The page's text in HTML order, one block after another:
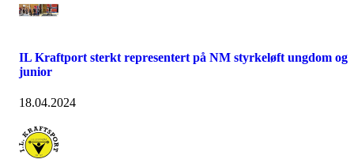
IL Kraftport sterkt representert på NM styrkeløft ungdom og
junior
18.04.2024